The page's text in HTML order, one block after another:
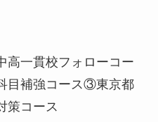
一貫校フォローコー
目補強コース③東京都
策コース